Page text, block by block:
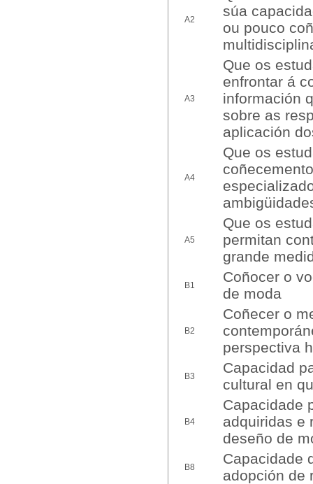
A2
súa
ou pouco
A3
Que os
enfrontar á
información
sobre as
aplicación
A4
Que os
A5
Que os
permitan
grande
B1
Coñocer o
de moda
B2
Coñecer o
perspectiva
B3
Capacidad
cultural en
B4
Capacidade
adquiridas e
deseño de
B8
Capacidade
adopción de